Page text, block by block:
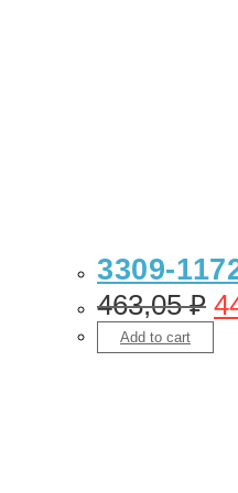
3309-
463,05₽
Add to cart